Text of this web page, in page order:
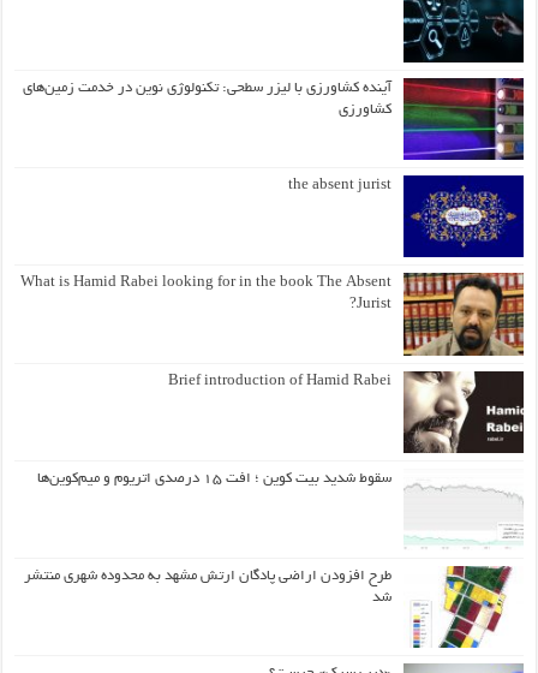
آینده کشاورزی با لیزر سطحی: تکنولوژی نوین در خدمت زمین‌های
کشاورزی
the absent jurist
What is Hamid Rabei looking for in the book The Absent
Jurist?
Brief introduction of Hamid Rabei
سقوط شدید بیت کوین ؛ افت ۱۵ درصدی اتریوم و میم‌کوین‌ها
طرح افزودن اراضی پادگان ارتش مشهد به محدوده شهری منتشر
شد